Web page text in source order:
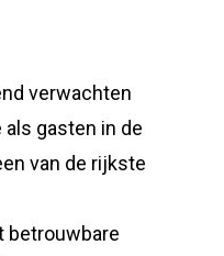
verwachten
als gasten in de
van de rijkste
betrouwbare